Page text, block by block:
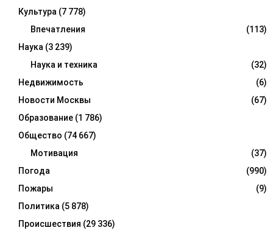
Культура (7 778)
Впечатления
(113)
Наука (3 239)
Наука и техника
(32)
Недвижимость
(6)
Новости Москвы
(67)
Образование (1 786)
Общество (74 667)
Мотивация
(37)
Погода
(990)
Пожары
(9)
Политика (5 878)
Происшествия (29 336)